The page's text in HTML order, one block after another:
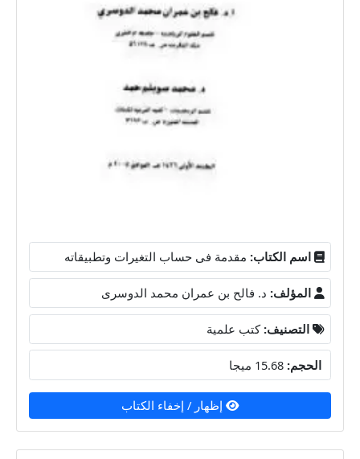
اسم الكتاب: مقدمة فى حساب التغيرات وتطبيقاته
المؤلف: د. فالح بن عمران محمد الدوسرى
التصنيف: كتب علمية
الحجم:
إظهار / إخفاء الكتاب